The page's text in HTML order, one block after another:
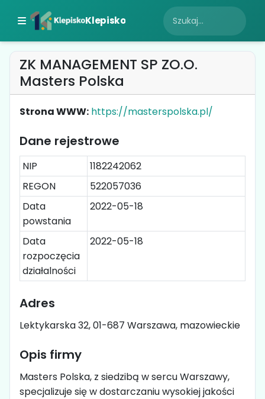
Klepisko
ZK MANAGEMENT SP ZO.O.
Masters Polska
Strona WWW: https://masterspolska.pl/
Dane rejestrowe
NIP
1182242062
REGON
522057036
Data
powstania
2022-05-18
Data
rozpoczęcia
działalności
2022-05-18
Adres
Lektykarska 32, 01-687 Warszawa, mazowieckie
Opis firmy
Masters Polska, z siedzibą w sercu Warszawy,
specjalizuje się w dostarczaniu wysokiej jakości